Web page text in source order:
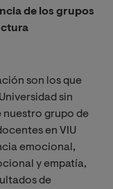
de los grupos
son los que
sin
nuestro grupo de
en VIU
emocional,
y empatía,
de